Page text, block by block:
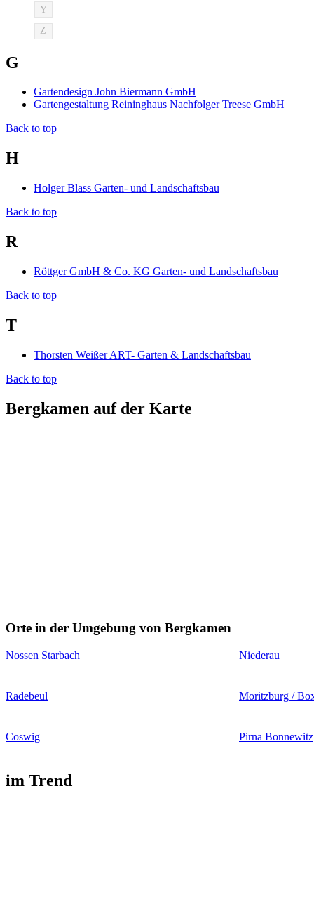
Y
Z
G
Gartendesign John Biermann GmbH
Gartengestaltung Reininghaus Nachfolger Treese GmbH
Back to top
H
Holger Blass Garten- und Landschaftsbau
Back to top
R
Röttger GmbH & Co. KG Garten- und Landschaftsbau
Back to top
T
Thorsten Weißer ART- Garten & Landschaftsbau
Back to top
Bergkamen auf der Karte
Orte in der Umgebung von Bergkamen
Nossen Starbach Niederau
Radebeul Moritzburg /
Coswig Pirna Bonnewitz
im Trend